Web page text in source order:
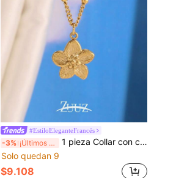
#EstiloEleganteFrancés
-3% ¡Últimos 2 días
1 pieza Collar con colgante de flor chapado en oro de 18K de acero inoxidable vintage para mujer, regalo para la mejor amiga
Solo quedan 9
$9.108